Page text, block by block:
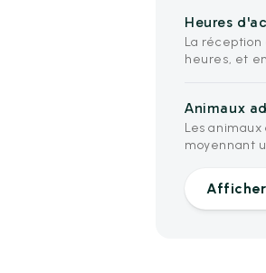
Heures
La réception
heures, et
Animaux
Les
moyennant